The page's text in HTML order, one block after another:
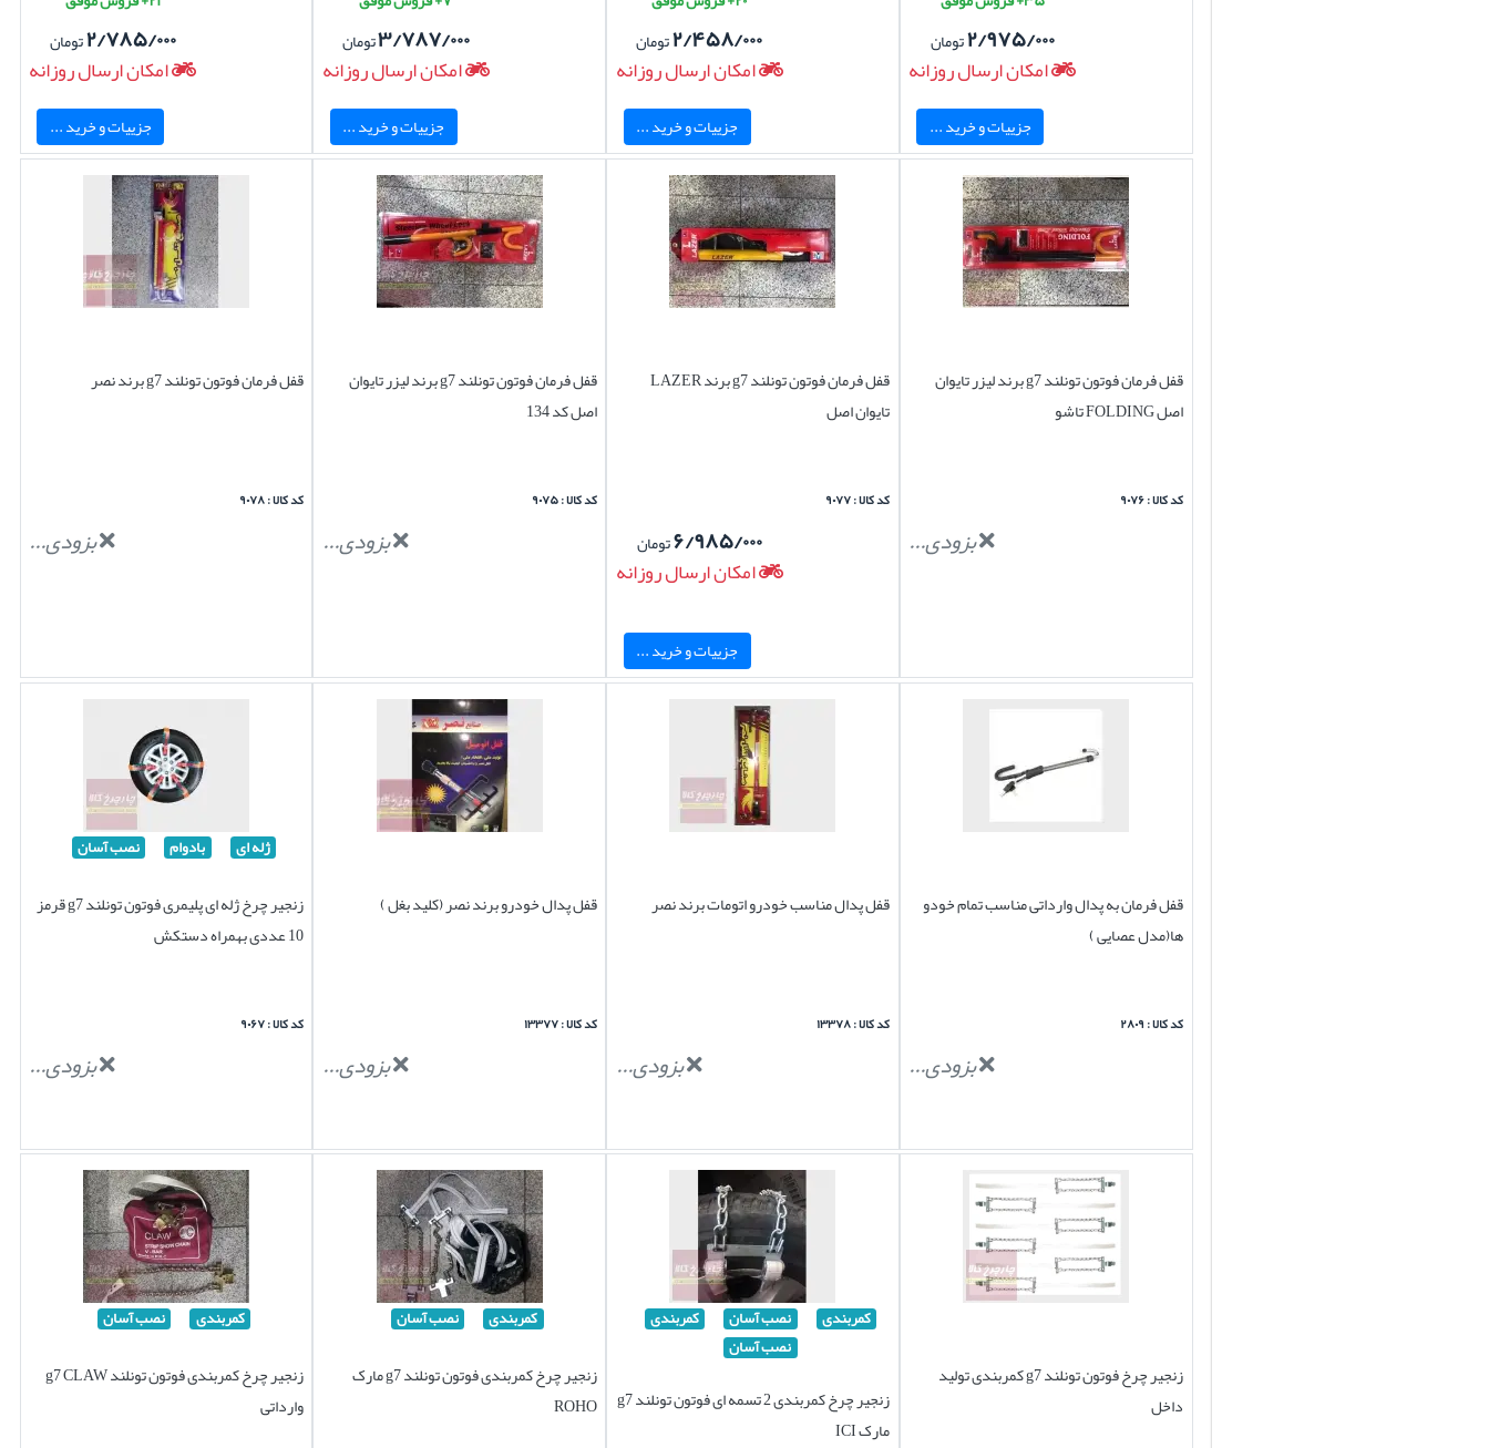
۲/۹۷۵/۰۰۰تومان
امکان ارسال روزانه
جزییات و خرید ...
۲/۴۵۸/۰۰۰تومان
امکان ارسال روزانه
جزییات و خرید ...
۳/۷۸۷/۰۰۰تومان
امکان ارسال روزانه
جزییات و خرید ...
۲/۷۸۵/۰۰۰تومان
امکان ارسال روزانه
جزییات و خرید ...
قفل فرمان فوتون تونلند g7 برند لیزر تایوان
اصل FOLDING تاشو
کد کالا : ۹۰۷۶
بزودی...
قفل فرمان فوتون تونلند g7 برند LAZER
تایوان اصل
کد کالا : ۹۰۷۷
۶/۹۸۵/۰۰۰تومان
امکان ارسال روزانه
جزییات و خرید ...
قفل فرمان فوتون تونلند g7 برند لیزر تایوان
اصل کد 134
کد کالا : ۹۰۷۵
بزودی...
قفل فرمان فوتون تونلند g7 برند نصر
کد کالا : ۹۰۷۸
بزودی...
قفل فرمان به پدال وارداتی مناسب تمام خودو
ها(مدل عصایی )
کد کالا : ۲۸۰۹
بزودی...
قفل پدال مناسب خودرو اتومات برند نصر
کد کالا : ۱۳۳۷۸
بزودی...
قفل پدال خودرو برند نصر (کلید بغل )
کد کالا : ۱۳۳۷۷
بزودی...
ژله ای بادوام نصب آسان
زنجیر چرخ ژله ای پلیمری فوتون تونلند g7 قرمز
10 عددی بهمراه دستکش
کد کالا : ۹۰۶۷
بزودی...
زنجیر چرخ فوتون تونلند g7 کمربندی تولید
داخل
کمربندی نصب آسان
کمربندی
نصب آسان
زنجیر چرخ کمربندی 2 تسمه ای فوتون تونلند g7
مارک ICI
کمربندی نصب آسان
زنجیر چرخ کمربندی فوتون تونلند g7 مارک
ROHO
کمربندی نصب آسان
زنجیر چرخ کمربندی فوتون تونلند g7 CLAW
وارداتی